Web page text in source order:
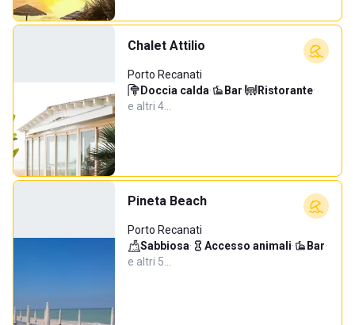
Chalet Attilio
Porto Recanati
Doccia calda· Bar· Ristorante·
e altri 4…
Pineta Beach
Porto Recanati
Sabbiosa· Accesso animali· Bar·
e altri 5…